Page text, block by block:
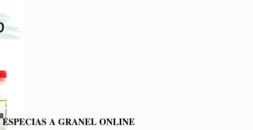
A GRANEL ONLINE